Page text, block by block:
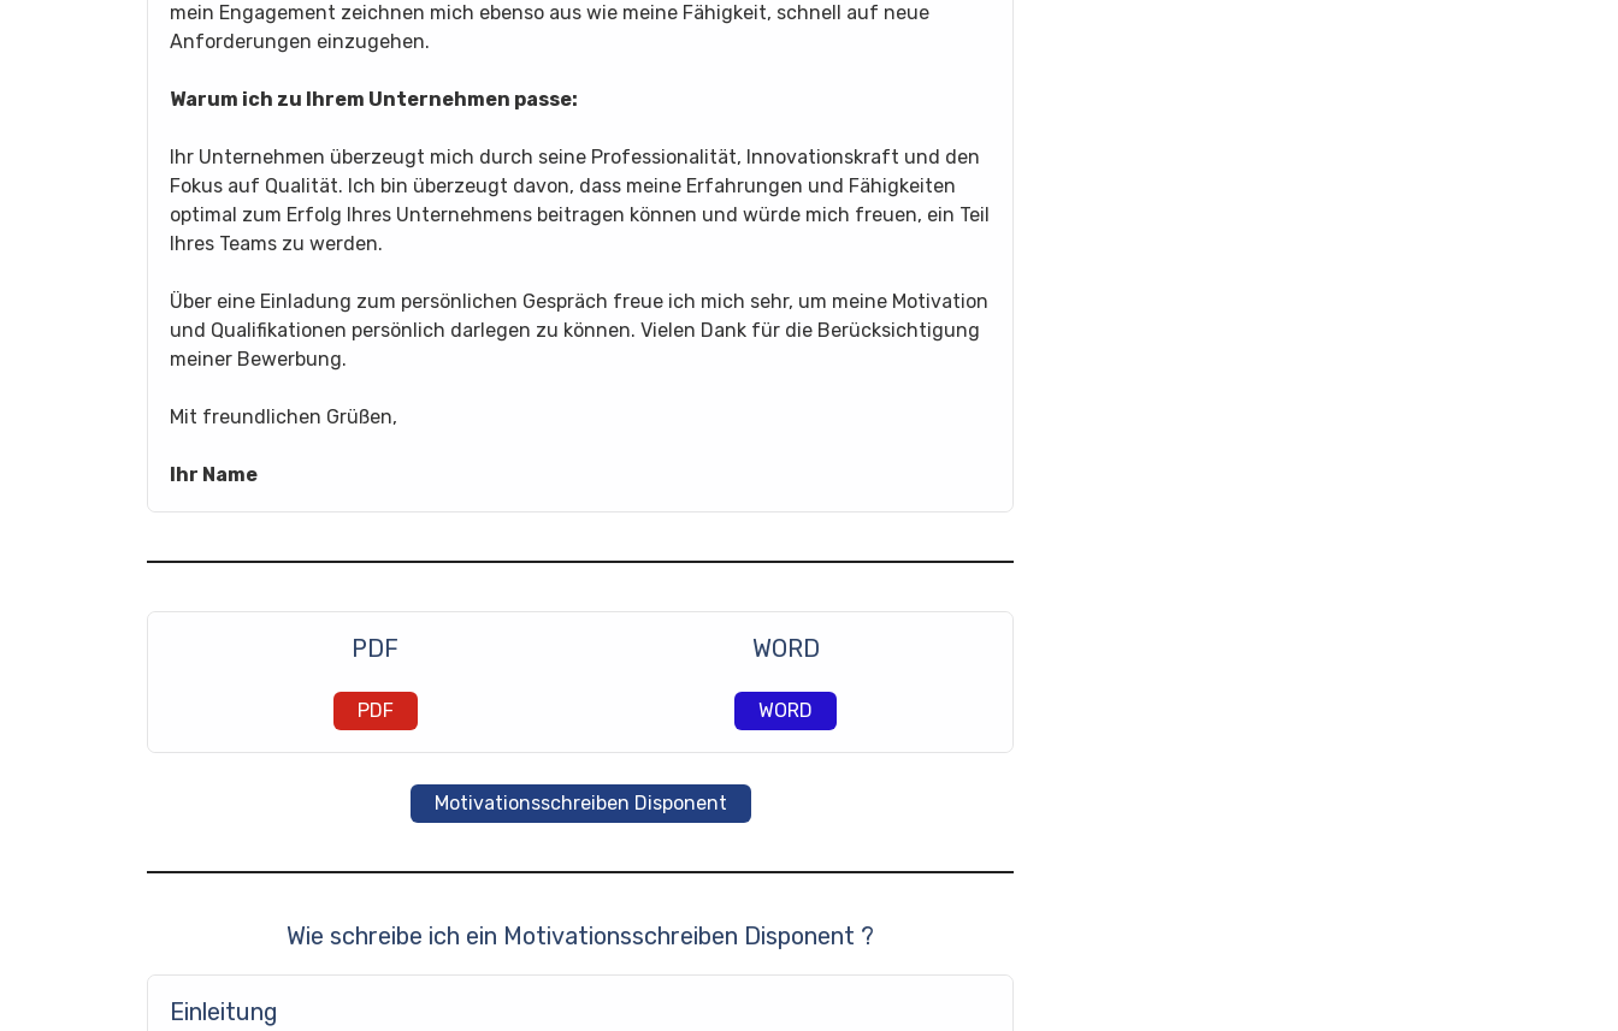
mein Engagement zeichnen mich ebenso aus wie meine Fähigkeit, schnell auf neue
Anforderungen einzugehen.
Warum ich zu Ihrem Unternehmen passe:
Ihr Unternehmen überzeugt mich durch seine Professionalität, Innovationskraft und den
Fokus auf Qualität. Ich bin überzeugt davon, dass meine Erfahrungen und Fähigkeiten
optimal zum Erfolg Ihres Unternehmens beitragen können und würde mich freuen, ein Teil
Ihres Teams zu werden.
Über eine Einladung zum persönlichen Gespräch freue ich mich sehr, um meine Motivation
und Qualifikationen persönlich darlegen zu können. Vielen Dank für die Berücksichtigung
meiner Bewerbung.
Mit freundlichen Grüßen,
Ihr Name
PDF
PDF
WORD
WORD
Motivationsschreiben Disponent
Wie schreibe ich ein Motivationsschreiben Disponent ?
Einleitung